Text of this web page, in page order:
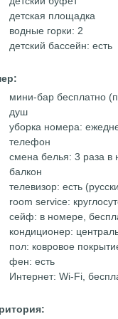
детская площадка
водные горки: 2
детский бассейн: есть
мини-бар бесплатно
душ
уборка номера:
телефон
смена белья: 3 раза в
балкон
телевизор: есть
room service:
сейф: в номере,
кондиционер:
пол: ковровое
фен: есть
Интернет: Wi-Fi,